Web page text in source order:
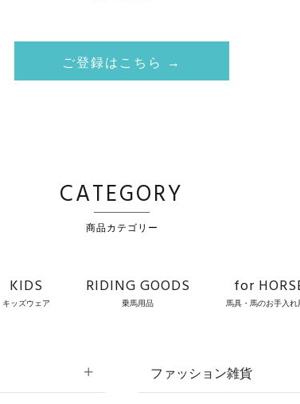
ご登録はこちら →
CATEGORY
商品カテゴリー
KIDS
キッズウェア
RIDING GOODS
乗馬用品
for
馬具・馬のお手入れ
ファッション雑貨